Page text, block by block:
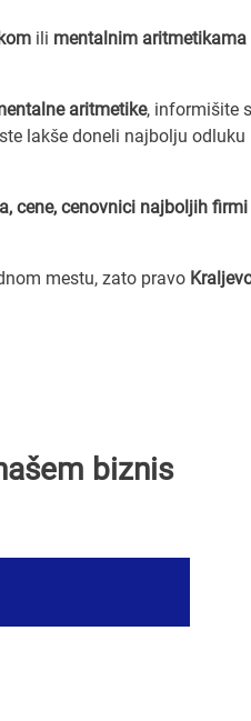
ili mentalnim aritmetikama
aritmetike, informišite
lakše doneli najbolju odluku
cene, cenovnici najboljih firmi
mestu, zato pravo
biznis